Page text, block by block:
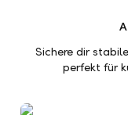
Sichere dir
perfekt für